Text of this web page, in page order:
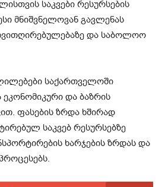
საკვები რესურსების
მნიშვნელოვან გავლენას
და საბოლოო
საქართველოში
და ბაზრის
ფასების ზრდა ხშირად
საკვებ რესურსებზე
ხარჯების ზრდას და